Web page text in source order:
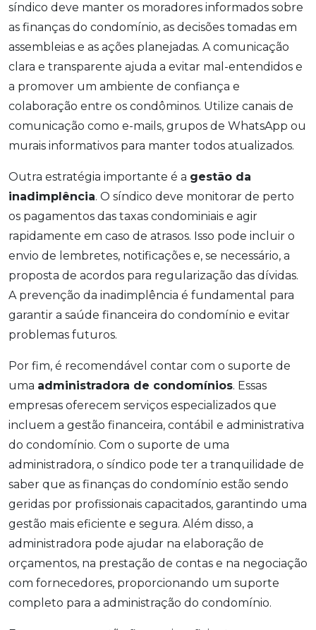
síndico deve manter os moradores informados sobre
as finanças do condomínio, as decisões tomadas em
assembleias e as ações planejadas. A comunicação
clara e transparente ajuda a evitar mal-entendidos e
a promover um ambiente de confiança e
colaboração entre os condôminos. Utilize canais de
comunicação como e-mails, grupos de WhatsApp ou
murais informativos para manter todos atualizados.
Outra estratégia importante é a gestão da
inadimplência. O síndico deve monitorar de perto
os pagamentos das taxas condominiais e agir
rapidamente em caso de atrasos. Isso pode incluir o
envio de lembretes, notificações e, se necessário, a
proposta de acordos para regularização das dívidas.
A prevenção da inadimplência é fundamental para
garantir a saúde financeira do condomínio e evitar
problemas futuros.
Por fim, é recomendável contar com o suporte de
uma administradora de condomínios. Essas
empresas oferecem serviços especializados que
incluem a gestão financeira, contábil e administrativa
do condomínio. Com o suporte de uma
administradora, o síndico pode ter a tranquilidade de
saber que as finanças do condomínio estão sendo
geridas por profissionais capacitados, garantindo uma
gestão mais eficiente e segura. Além disso, a
administradora pode ajudar na elaboração de
orçamentos, na prestação de contas e na negociação
com fornecedores, proporcionando um suporte
completo para a administração do condomínio.